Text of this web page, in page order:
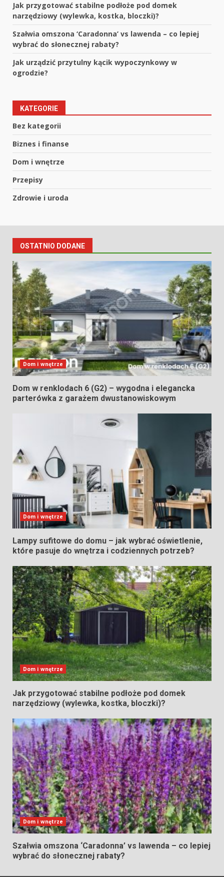
Jak przygotować stabilne podłoże pod domek
narzędziowy (wylewka, kostka, bloczki)?
Szałwia omszona ‘Caradonna’ vs lawenda – co lepiej
wybrać do słonecznej rabaty?
Jak urządzić przytulny kącik wypoczynkowy w
ogrodzie?
KATEGORIE
Bez kategorii
Biznes i finanse
Dom i wnętrze
Przepisy
Zdrowie i uroda
OSTATNIO DODANE
Dom i wnętrze
Dom w renklodach 6 (G2) – wygodna i elegancka
parterówka z garażem dwustanowiskowym
Dom i wnętrze
Lampy sufitowe do domu – jak wybrać oświetlenie,
które pasuje do wnętrza i codziennych potrzeb?
Dom i wnętrze
Jak przygotować stabilne podłoże pod domek
narzędziowy (wylewka, kostka, bloczki)?
Dom i wnętrze
Szałwia omszona ‘Caradonna’ vs lawenda – co lepiej
wybrać do słonecznej rabaty?